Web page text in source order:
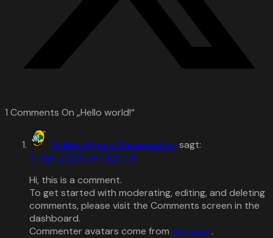
1 Comments On „Hello world!“
A WordPress Commenter sagt:
3. Juni 2026 um 13:21 Uhr
Hi, this is a comment.
To get started with moderating, editing, and deleting
comments, please visit the Comments screen in the
dashboard.
Commenter avatars come from Gravatar.